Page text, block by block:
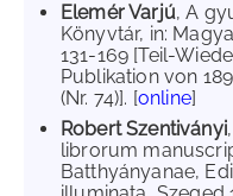
Elemér Varjú, A
Könyvtár, in:
131-169 [Teil-
Publikation von
(Nr. 74)]. [online]
Robert Szentiványi
librorum
Batthyányanae,